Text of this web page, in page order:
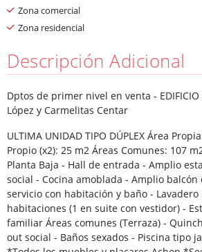
Zona comercial
Zona residencial
Descripción Adicional
Dptos de primer nivel en venta - EDIFICIO
López y Carmelitas Centar
ULTIMA UNIDAD TIPO DÚPLEX Área
Propio (x2): 25 m2 Áreas Comunes: 107
Planta Baja - Hall de entrada - Amplio
social - Cocina amoblada - Amplio
servicio con habitación y baño - Lavadero
habitaciones (1 en suite con vestidor) -
familiar Áreas comunes (Terraza) -
out social - Baños sexados - Piscina tipo